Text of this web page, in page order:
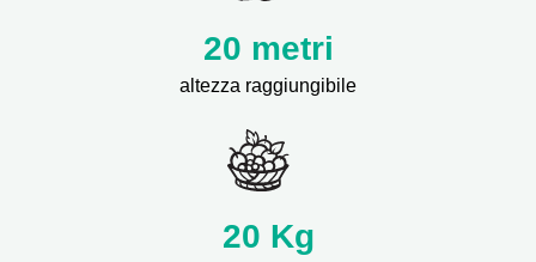
20 metri
altezza raggiungibile
20 Kg